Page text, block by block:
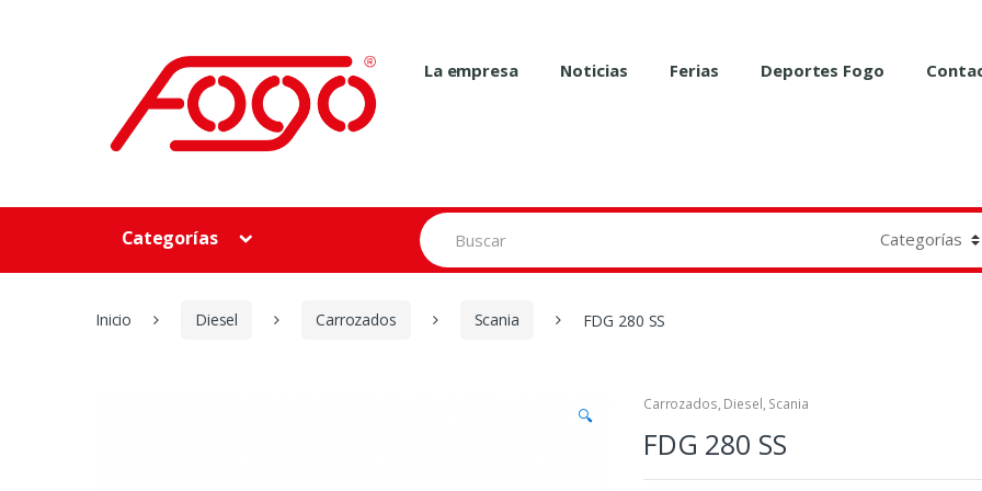
La empresa Noticias Ferias Deportes Fogo
Categorías
Search
for:
Inicio Diesel Carrozados Scania FDG 280 SS
🔍
Carrozados, Diesel, Scania
FDG 280 SS